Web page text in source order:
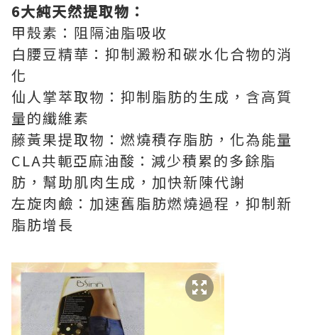
6大純天然提取物：
甲殼素：阻隔油脂吸收
白腰豆精華：抑制澱粉和碳水化合物的消
化
仙人掌萃取物：抑制脂肪的生成，含高質
量的纖維素
藤黃果提取物：燃燒積存脂肪，化為能量
CLA共軛亞麻油酸：減少積累的多餘脂
肪，幫助肌肉生成，加快新陳代謝
左旋肉鹼：加速舊脂肪燃燒過程，抑制新
脂肪增長